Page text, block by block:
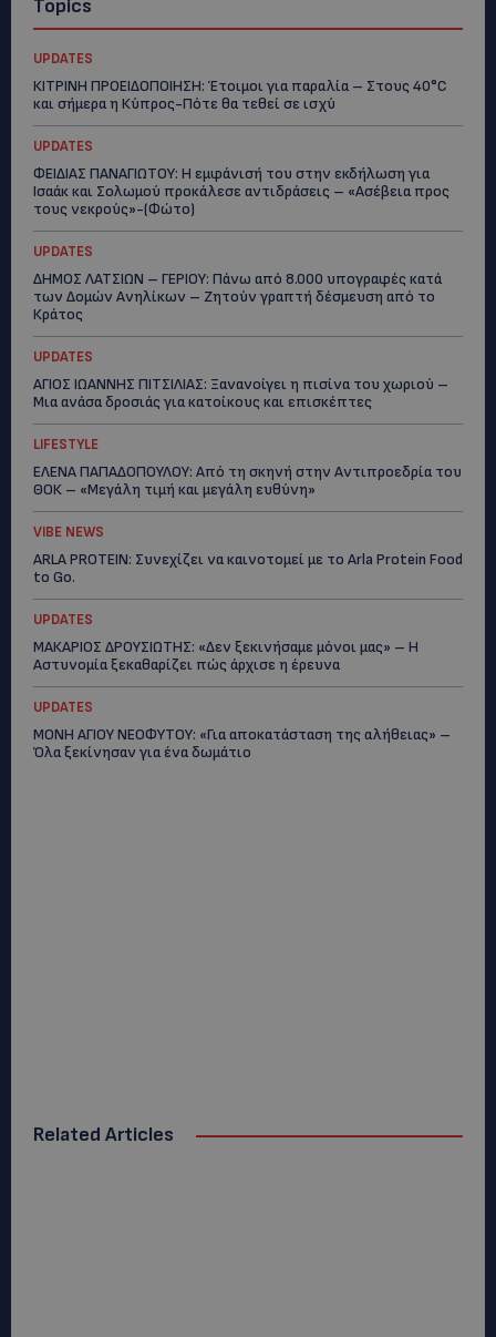
Topics
UPDATES
ΚΙΤΡΙΝΗ ΠΡΟΕΙΔΟΠΟΙΗΣΗ: Έτοιμοι για παραλία – Στους 40°C
και σήμερα η Κύπρος-Πότε θα τεθεί σε ισχύ
UPDATES
ΦΕΙΔΙΑΣ ΠΑΝΑΓΙΩΤΟΥ: Η εμφάνισή του στην εκδήλωση για
Ισαάκ και Σολωμού προκάλεσε αντιδράσεις – «Ασέβεια προς
τους νεκρούς»-(Φώτο)
UPDATES
ΔΗΜΟΣ ΛΑΤΣΙΩΝ – ΓΕΡΙΟΥ: Πάνω από 8.000 υπογραφές κατά
των Δομών Ανηλίκων – Ζητούν γραπτή δέσμευση από το
Κράτος
UPDATES
ΑΓΙΟΣ ΙΩΑΝΝΗΣ ΠΙΤΣΙΛΙΑΣ: Ξανανοίγει η πισίνα του χωριού –
Μια ανάσα δροσιάς για κατοίκους και επισκέπτες
LIFESTYLE
ΕΛΕΝΑ ΠΑΠΑΔΟΠΟΥΛΟΥ: Από τη σκηνή στην Αντιπροεδρία του
ΘΟΚ – «Μεγάλη τιμή και μεγάλη ευθύνη»
VIBE NEWS
ARLA PROTEIN: Συνεχίζει να καινοτομεί με το Arla Protein Food
to Go.
UPDATES
ΜΑΚΑΡΙΟΣ ΔΡΟΥΣΙΩΤΗΣ: «Δεν ξεκινήσαμε μόνοι μας» – Η
Αστυνομία ξεκαθαρίζει πώς άρχισε η έρευνα
UPDATES
ΜΟΝΗ ΑΓΙΟΥ ΝΕΟΦΥΤΟΥ: «Για αποκατάσταση της αλήθειας» –
Όλα ξεκίνησαν για ένα δωμάτιο
Related Articles